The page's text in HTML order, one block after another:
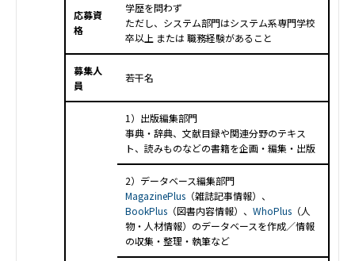
応募資
格
学歴を問わず
ただし、システム部門はシステム系専門学校
卒以上 または 職務経験があること
募集人
員
若干名
1）出版編集部門
事典・辞典、文献目録や関連分野のテキス
ト、読みものなどの書籍を企画・編集・出版
2）データベース編集部門
MagazinePlus （雑誌記事情報）、
BookPlus （図書内容情報）、 WhoPlus （人
物・人材情報）のデータベースを作成／情報
の収集・整理・執筆など